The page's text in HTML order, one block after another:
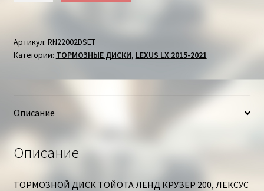
ПЕРЕДНИЙ
ТОЙОТА
Артикул: RN22002DSET
Категории: ТОРМОЗНЫЕ ДИСКИ, LEXUS LX 2015-2021
Описание
Описание
ТОРМОЗНОЙ ДИСК ТОЙОТА ЛЕНД КРУЗЕР 200, ЛЕКСУС